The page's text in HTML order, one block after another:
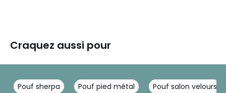
Craquez aussi pour
Pouf sherpa Pouf pied métal Pouf salon velours